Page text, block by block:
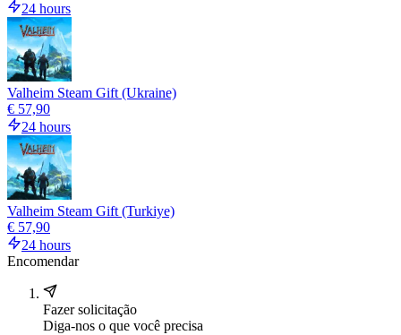
24 hours
Valheim Steam Gift (Ukraine)
€ 57,90
24 hours
Valheim Steam Gift (Turkiye)
€ 57,90
24 hours
Encomendar
Fazer solicitação
Diga-nos o que você precisa